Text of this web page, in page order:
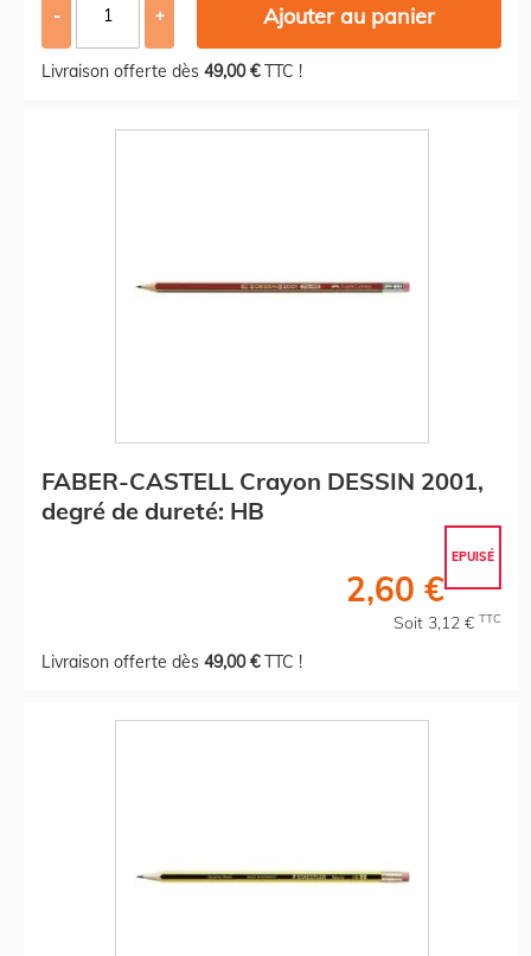
- + Ajouter au panier
Livraison offerte dès 49,00 €TTC !
FABER-CASTELL Crayon DESSIN 2001,
degré de dureté: HB
EPUISÉ
2,60 €
Soit 3,12 € TTC
Livraison offerte dès 49,00 €TTC !